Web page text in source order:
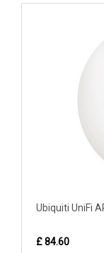
Ubiquiti UniFi
£ 84.60